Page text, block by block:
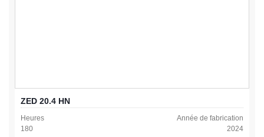
ZED 20.4 HN
Heures
180
Année de fabrication
2024